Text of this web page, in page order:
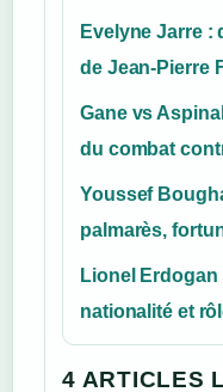
Evelyne Jarre :
de Jean-Pierre
Gane vs
du combat
Youssef
palmarès,
Lionel
nationalité et
4 ARTICLES